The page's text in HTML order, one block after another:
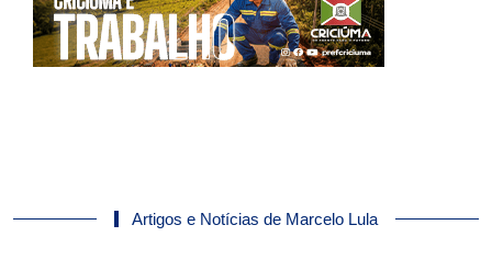
Artigos e Notícias de Marcelo Lula